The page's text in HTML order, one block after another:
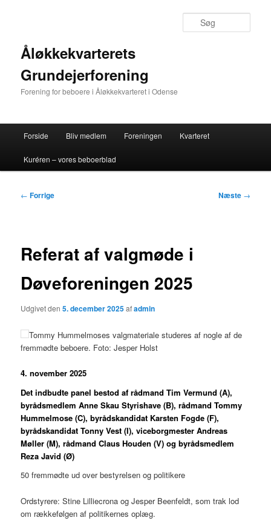
indholdÅløkkekvarterets
Grundejerforening
Forening for beboere i Åløkkekvarteret i Odense
Forside Bliv medlem Foreningen Kvarteret
Kuréren – vores beboerblad
Indlægsnavigation
← Forrige Næste →
Referat af valgmøde i
Døveforeningen 2025
Udgivet den5. december 2025afadmin
Tommy Hummelmoses valgmateriale studeres af nogle af de
fremmødte beboere. Foto: Jesper Holst
4. november 2025
Det indbudte panel bestod af rådmand Tim Vermund (A),
byrådsmedlem Anne Skau Styrishave (B), rådmand Tommy
Hummelmose (C), byrådskandidat Karsten Fogde (F),
byrådskandidat Tonny Vest (I), viceborgmester Andreas
Møller (M), rådmand Claus Houden (V) og byrådsmedlem
Reza Javid (Ø)
50 fremmødte ud over bestyrelsen og politikere
Ordstyrere: Stine Lilliecrona og Jesper Beenfeldt, som trak lod
om rækkefølgen af politikernes oplæg.